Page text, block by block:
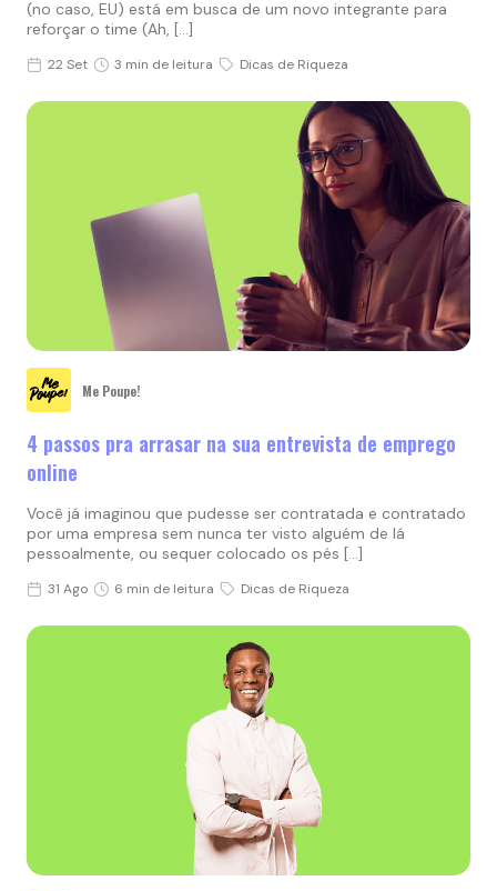
(no caso, EU) está em busca de um novo integrante para
reforçar o time (Ah, […]
22 Set 3 min de leitura Dicas de Riqueza
Me Poupe!
4 passos pra arrasar na sua entrevista de emprego
online
Você já imaginou que pudesse ser contratada e contratado
por uma empresa sem nunca ter visto alguém de lá
pessoalmente, ou sequer colocado os pés […]
31 Ago 6 min de leitura Dicas de Riqueza